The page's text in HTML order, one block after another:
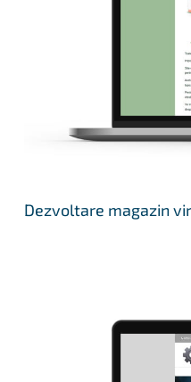
Dezvoltare magazin